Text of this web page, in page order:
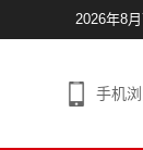
2026年8月
手机